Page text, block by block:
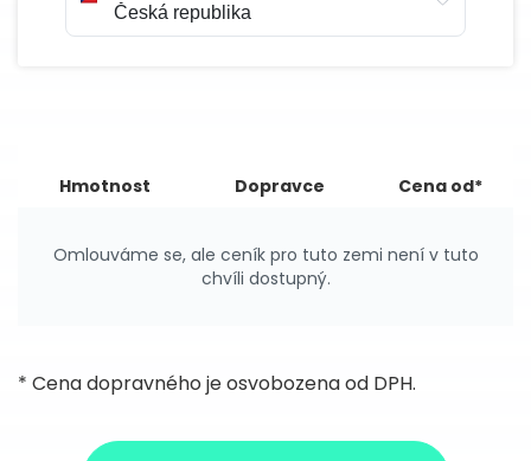
Hmotnost Dopravce Cena od*
Omlouváme se, ale ceník pro tuto zemi není v tuto
chvíli dostupný.
* Cena dopravného je osvobozena od DPH.